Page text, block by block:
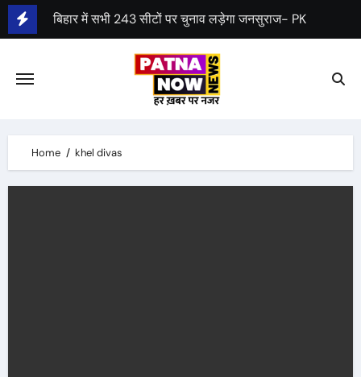
Skip
to
बिहार में सभी 243 सीटों पर चुनाव लड़ेगा जनसुराज- PK
पेंशन स्कीम: केन्द्रीय कैबिनेट ने UPS को मंजूरी दी
Home khel divas